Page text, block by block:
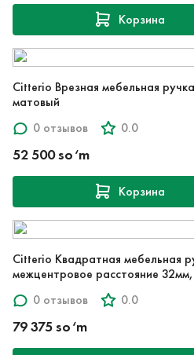
Корзина
Citterio Врезная мебельная
матовый
0 отзывов
0.0
52 500 so‘m
Корзина
Citterio Квадратная мебельная
межцентровое расстояние
0 отзывов
0.0
79 375 so‘m